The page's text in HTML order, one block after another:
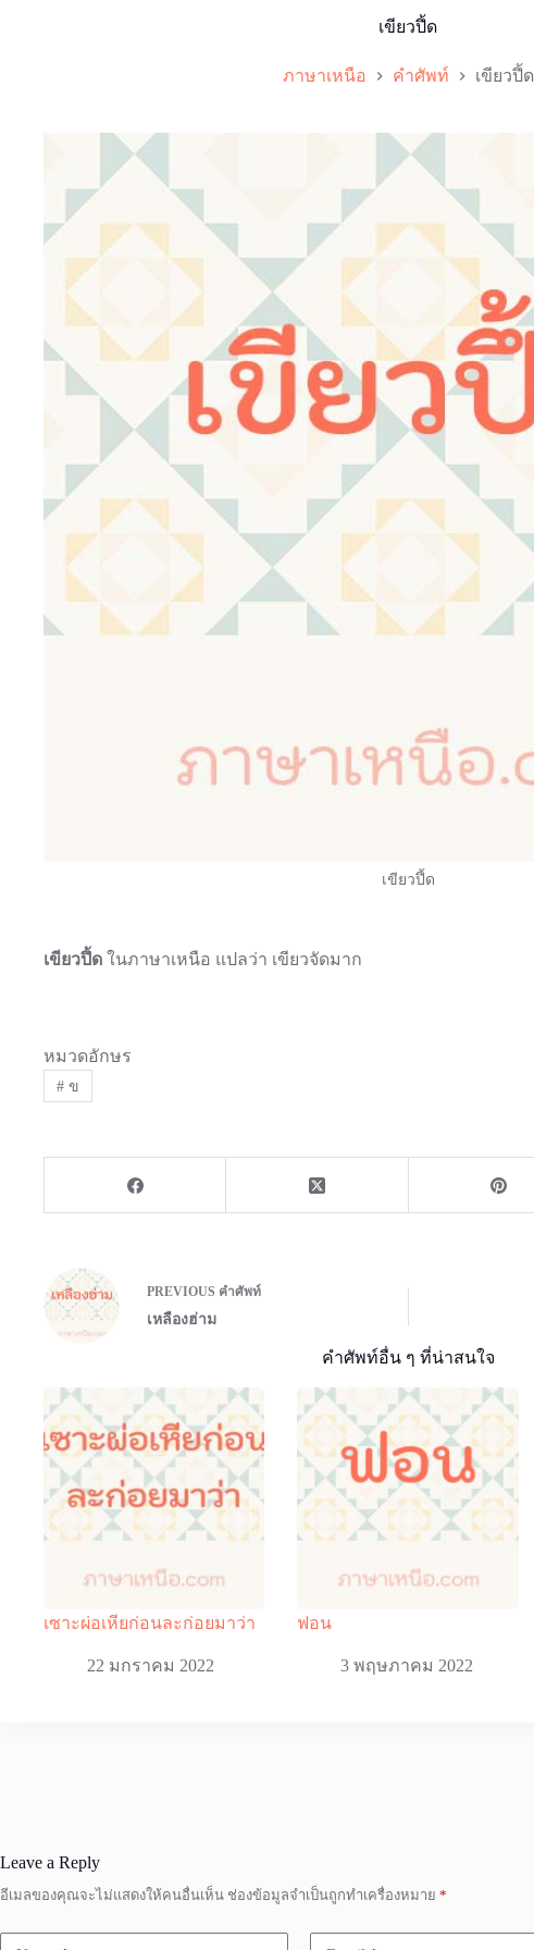
เขียวปึ้ด
ภาษาเหนือ คำศัพท์ เขียวปึ้ด
เขียวปึ้ด
เขียวปึ้ด ในภาษาเหนือ แปลว่า เขียวจัดมาก
หมวดอักษร
#ข
PREVIOUS คำศัพท์
เหลืองฮ่าม
คำศัพท์อื่น ๆ ที่น่าสนใจ
เซาะผ่อเหียก่อนละก่อยมาว่า
22 มกราคม 2022
ฟอน
3 พฤษภาคม 2022
Leave a Reply
อีเมลของคุณจะไม่แสดงให้คนอื่นเห็น ช่องข้อมูลจำเป็นถูกทำเครื่องหมาย *